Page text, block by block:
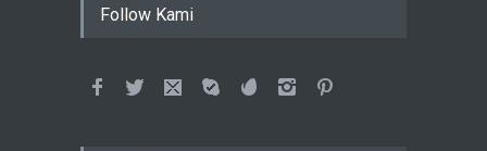
Follow Kami